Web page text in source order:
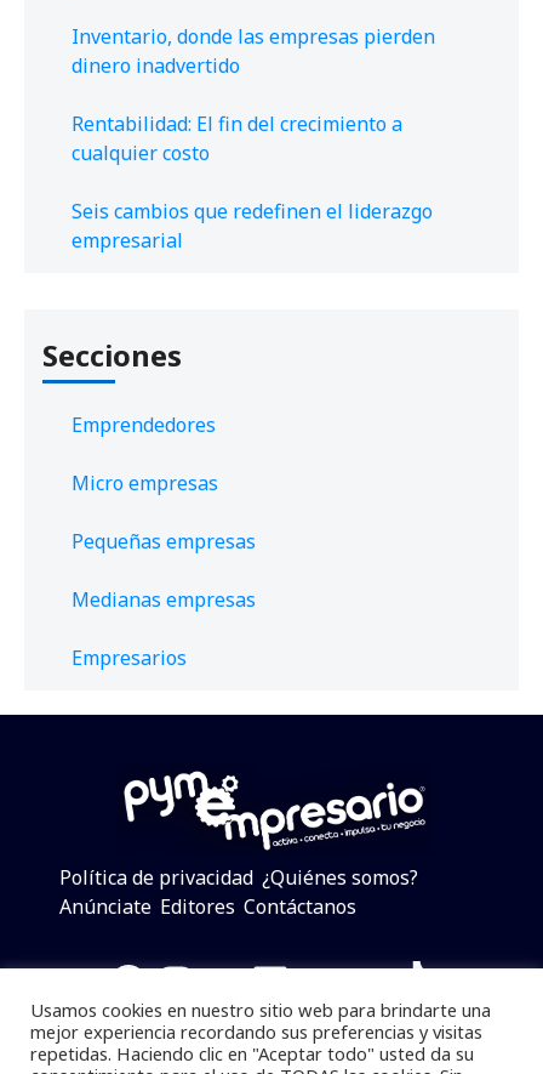
Inventario, donde las empresas pierden
dinero inadvertido
Rentabilidad: El fin del crecimiento a
cualquier costo
Seis cambios que redefinen el liderazgo
empresarial
Secciones
Emprendedores
Micro empresas
Pequeñas empresas
Medianas empresas
Empresarios
Política de privacidad ¿Quiénes somos?
Anúnciate Editores Contáctanos
Facebook
Instagram
Twitter
LinkedIn
Telegram
YouTube
TikTok
Usamos cookies en nuestro sitio web para brindarte una
mejor experiencia recordando sus preferencias y visitas
repetidas. Haciendo clic en "Aceptar todo" usted da su